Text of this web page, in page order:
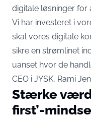
digitale løsninger for
Vi har investeret i
skal vores digitale
sikre en strømlinet
uanset hvor de
CEO i JYSK, Rami
Stærke
first’-